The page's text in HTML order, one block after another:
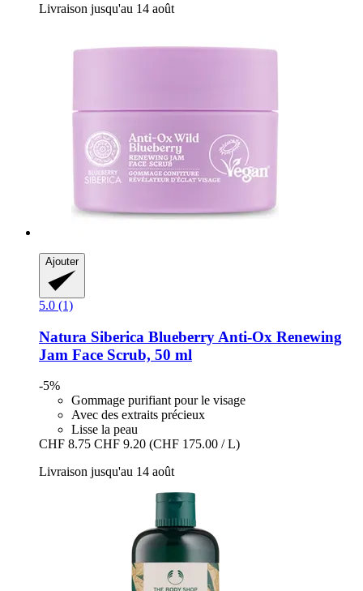
Livraison jusqu'au 14 août
Ajouter
5.0 (1)
Natura Siberica Blueberry Anti-​Ox Renewing
Jam Face Scrub, 50 ml
-5%
Gommage purifiant pour le visage
Avec des extraits précieux
Lisse la peau
CHF 8.75 CHF 9.20 (CHF 175.00 / L)
Livraison jusqu'au 14 août